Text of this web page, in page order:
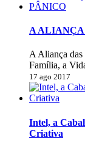
A ALIANÇA
A Aliança das
Família, a
17 ago 2017
Intel, a
Criativa